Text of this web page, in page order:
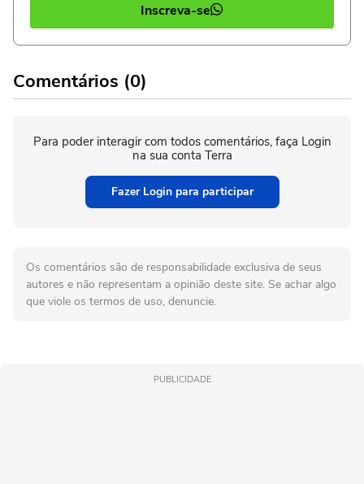
Inscreva-se
Comentários (0)
Para poder interagir com todos comentários, faça Login
na sua conta Terra
Fazer Login para participar
Os comentários são de responsabilidade exclusiva de seus
autores e não representam a opinião deste site. Se achar algo
que viole os termos de uso, denuncie.
PUBLICIDADE